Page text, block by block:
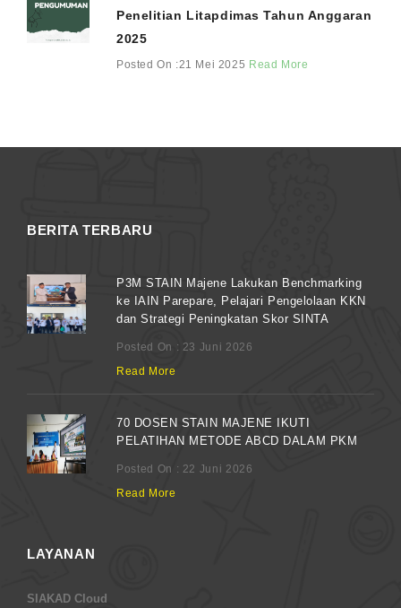
Penelitian Litapdimas Tahun Anggaran
2025
Posted On :21 Mei 2025 Read More
BERITA TERBARU
P3M STAIN Majene Lakukan Benchmarking
ke IAIN Parepare, Pelajari Pengelolaan KKN
dan Strategi Peningkatan Skor SINTA
Posted On : 23 Juni 2026
Read More
70 DOSEN STAIN MAJENE IKUTI
PELATIHAN METODE ABCD DALAM PKM
Posted On : 22 Juni 2026
Read More
LAYANAN
SIAKAD Cloud